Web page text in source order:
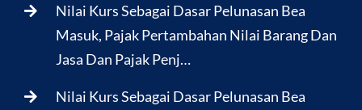
Nilai Kurs Sebagai Dasar Pelunasan Bea
Masuk, Pajak Pertambahan Nilai Barang Dan
Jasa Dan Pajak Penj…
Nilai Kurs Sebagai Dasar Pelunasan Bea